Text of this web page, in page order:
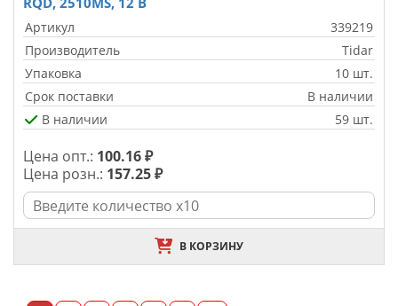
Артикул
339219
Производитель
Tidar
Упаковка
10 шт.
Срок поставки
В наличии
В наличии
59 шт.
Цена опт.: 100.16 ₽
Цена розн.: 157.25 ₽
В КОРЗИНУ